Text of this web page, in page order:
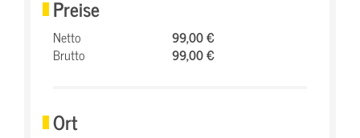
Preise
Netto
99,00 €
Brutto
99,00 €
Ort